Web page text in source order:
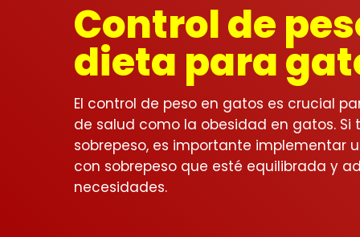
INICIO
JABONES NATURALES
ESENCIAS FLORALES
PRODUCTOS PARA
ALERGIAS
ARTICULACIONES Y
CONDUCTA Y
CONTROL DE PESO
PIEL Y PELAJE
REPELENTE
SALUD BUCAL
Control de
dieta para
El control de peso en gatos es crucial
de salud como la obesidad en gatos. Si
sobrepeso, es importante implementar
con sobrepeso que esté equilibrada y
necesidades.